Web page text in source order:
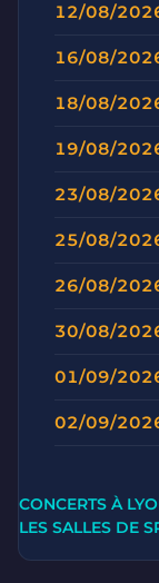
12/08/
16/08/
18/08/
19/08/
23/08/
25/08/
26/08/
30/08/
01/09/
02/09/
CONCERTS À
LES SALLES DE